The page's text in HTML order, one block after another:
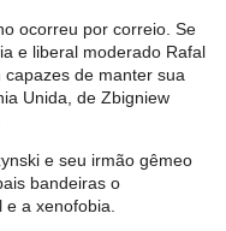
ocorreu por correio. Se
e liberal moderado Rafal
capazes de manter sua
Unida, de Zbigniew
e seu irmão gêmeo
bandeiras o
e a xenofobia.